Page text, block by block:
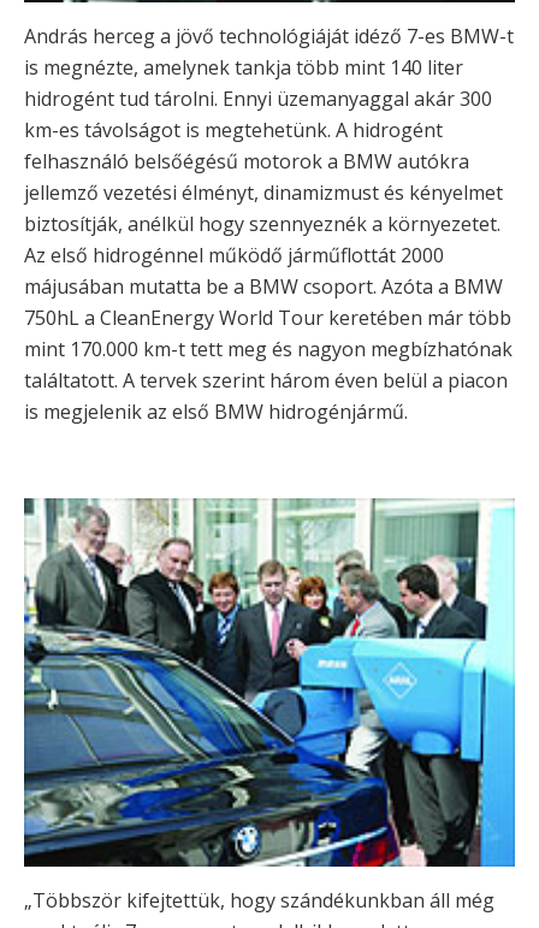
András herceg a jövő technológiáját idéző 7-es BMW-t
is megnézte, amelynek tankja több mint 140 liter
hidrogént tud tárolni. Ennyi üzemanyaggal akár 300
km-es távolságot is megtehetünk. A hidrogént
felhasználó belsőégésű motorok a BMW autókra
jellemző vezetési élményt, dinamizmust és kényelmet
biztosítják, anélkül hogy szennyeznék a környezetet.
Az első hidrogénnel működő járműflottát 2000
májusában mutatta be a BMW csoport. Azóta a BMW
750hL a CleanEnergy World Tour keretében már több
mint 170.000 km-t tett meg és nagyon megbízhatónak
találtatott. A tervek szerint három éven belül a piacon
is megjelenik az első BMW hidrogénjármű.
„Többször kifejtettük, hogy szándékunkban áll még